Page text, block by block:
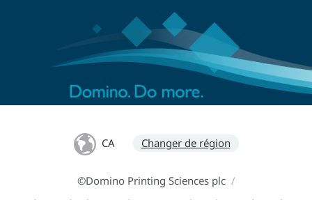
CA Changer de région
©Domino Printing Sciences plc /